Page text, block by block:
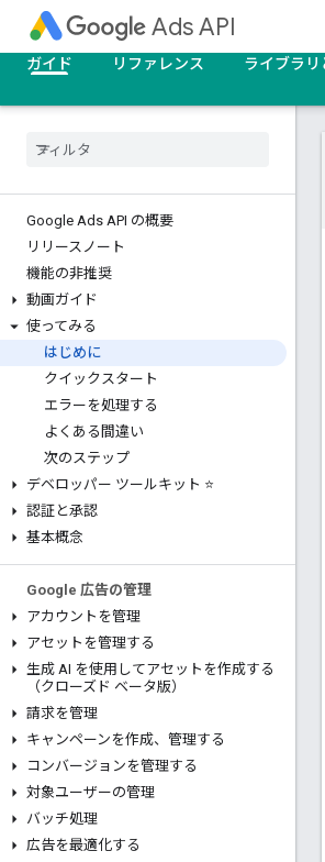
Ads API
ガイド リファレンス ライブラ
Google Ads API の概要
リリースノート
機能の非推奨
動画ガイド
使ってみる
はじめに
クイックスタート
エラーを処理する
よくある間違い
次のステップ
デベロッパー ツールキット ⭐
認証と承認
基本概念
Google 広告の管理
アカウントを管理
アセットを管理する
生成 AI を使用してアセットを作成する
（クローズド ベータ版）
請求を管理
キャンペーンを作成、管理する
コンバージョンを管理する
対象ユーザーの管理
バッチ処理
広告を最適化する